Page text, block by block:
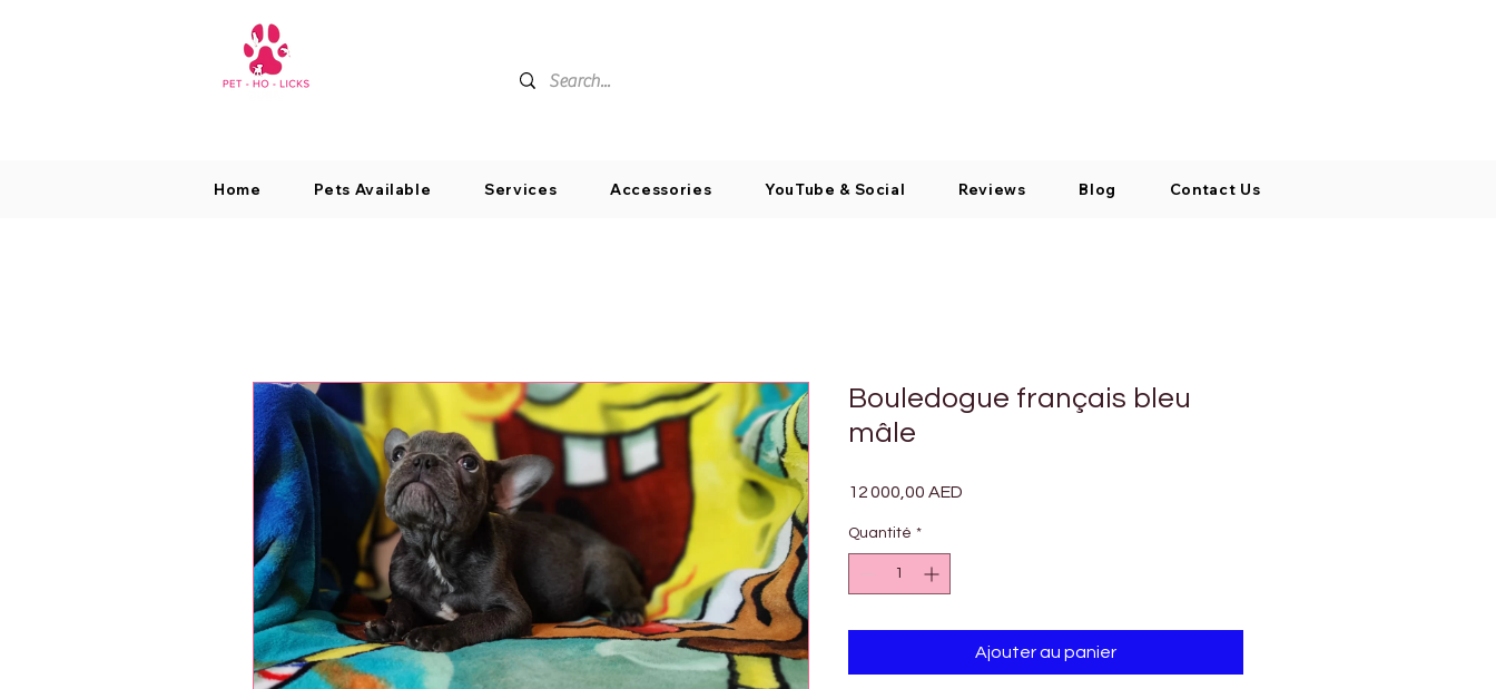
Home Pets Available Services Accessories YouTube & Social Reviews Blog Contact Us
Bouledogue français bleu
mâle
12 000,00 AED
Quantité *
Ajouter au panier